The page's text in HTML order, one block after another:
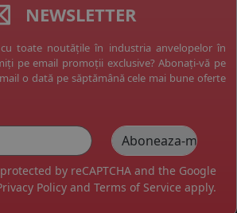
NEWSLETTER
toate noutățile în industria anvelopelor în
pe email promoții exclusive? Abonați-vă pe
o dată pe săptămână cele mai bune oferte
by reCAPTCHA and the Google
Policy and Terms of Service apply.